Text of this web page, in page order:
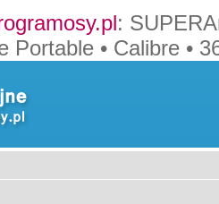
:
Portable • Calibre •